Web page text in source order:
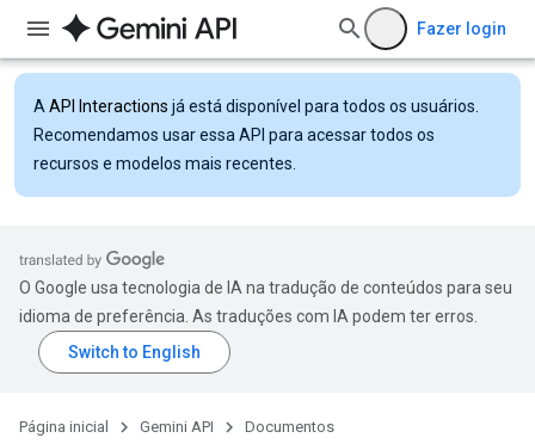
Fazer login
A API Interactions já está disponível para todos os usuários.
Recomendamos usar essa API para acessar todos os
recursos e modelos mais recentes.
O Google usa tecnologia de IA na tradução de conteúdos para seu
idioma de preferência. As traduções com IA podem ter erros.
Página inicial Gemini API Documentos